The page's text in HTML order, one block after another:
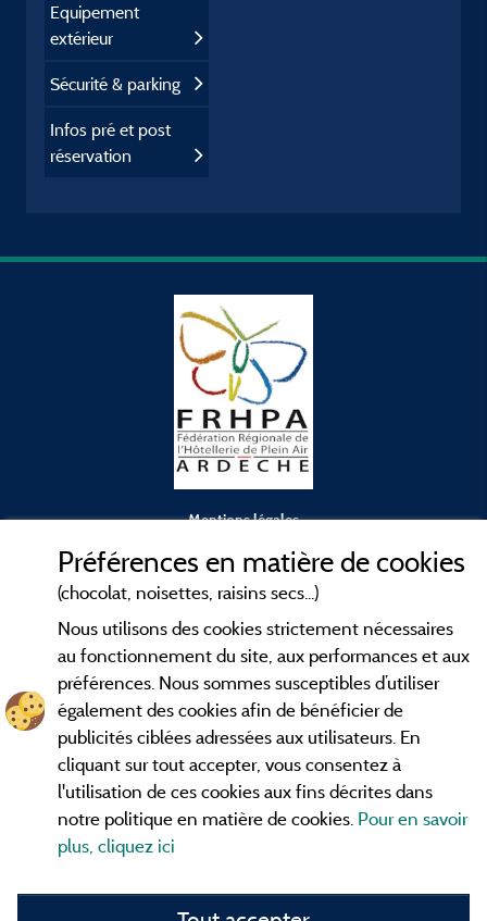
Equipement
extérieur
Sécurité & parking
Infos pré et post
réservation
Mentions légales
Contact
CGV
Les meilleurscampings en Ardèche . Consultez les fiches de
nos adhérents et découvrez nos meilleures offres dans les
Gorges de l'Ardèche, le célèbrePont d'Arc, la grotte de l'Aven
d'Orgnac, Le mont Gerbier de Jonc ou le mont Mézenc...
informez vous directement ici en ligne avant de contacter le
Préférences en matière de cookies
(chocolat, noisettes, raisins secs...)
Nous utilisons des cookies strictement nécessaires
au fonctionnement du site, aux performances et aux
préférences. Nous sommes susceptibles d’utiliser
également des cookies afin de bénéficier de
publicités ciblées adressées aux utilisateurs. En
cliquant sur tout accepter, vous consentez à
l'utilisation de ces cookies aux fins décrites dans
notre politique en matière de cookies. Pour en savoir
plus, cliquez ici